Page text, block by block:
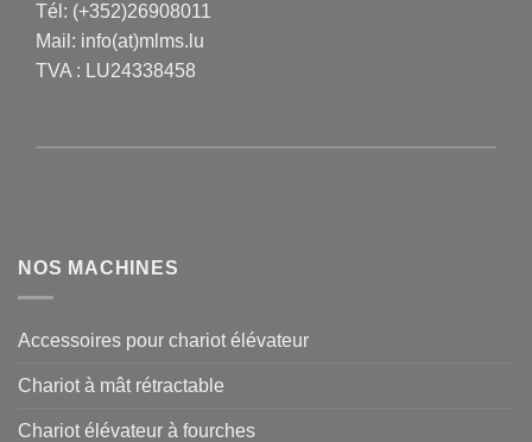
Tél: (+352)26908011
Mail: info(at)mlms.lu
TVA : LU24338458
NOS MACHINES
Accessoires pour chariot élévateur
Chariot à mât rétractable
Chariot élévateur à fourches